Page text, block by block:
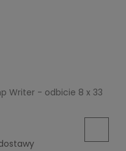
Writer - odbicie 8 x 33